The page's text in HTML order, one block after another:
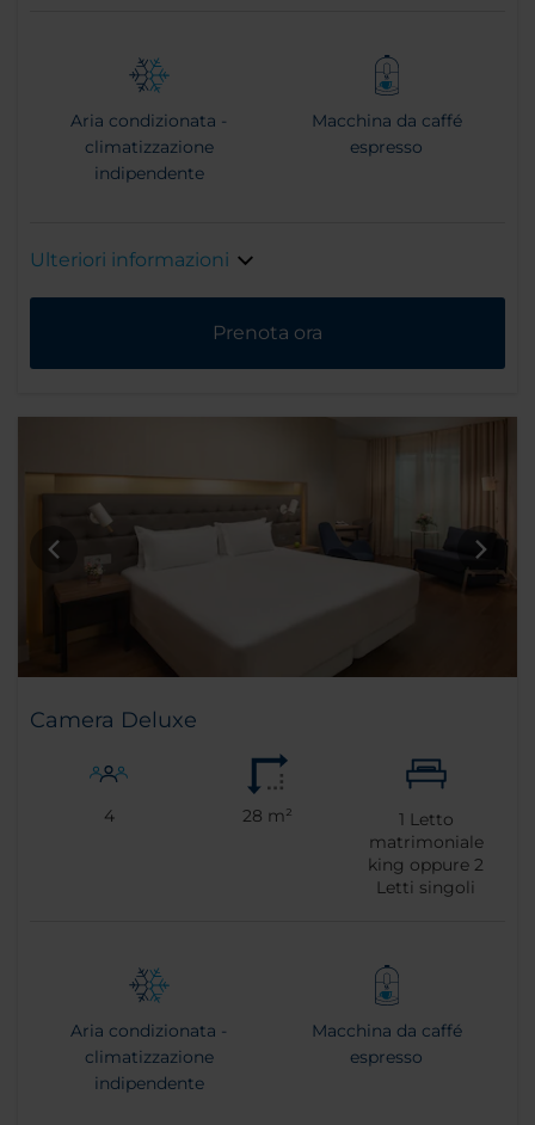
Aria condizionata -
climatizzazione
indipendente
Macchina da caffé
espresso
Ulteriori informazioni
Prenota ora
Camera Deluxe
4 28 m² 1 Letto
matrimoniale
king oppure2
Letti singoli
Aria condizionata -
climatizzazione
indipendente
Macchina da caffé
espresso